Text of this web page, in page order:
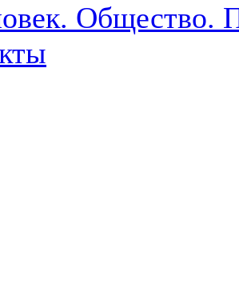
Общество.